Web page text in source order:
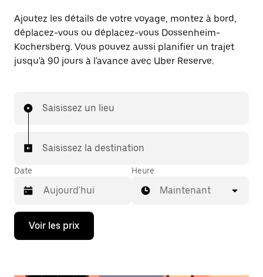
Ajoutez les détails de votre voyage, montez à bord,
déplacez-vous ou déplacez-vous Dossenheim-
Kochersberg. Vous pouvez aussi planifier un trajet
jusqu'à 90 jours à l'avance avec Uber Reserve.
Saisissez un lieu
Saisissez la destination
Date
Appuyez
la
Heure
Maintenant
Voir les prix